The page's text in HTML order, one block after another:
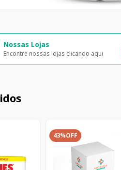
segura
dados 100% seguros
43%OFF